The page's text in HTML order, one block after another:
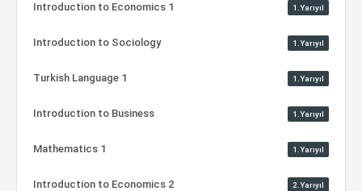
Introduction to Economics 1 1.Yarıyıl
Introduction to Sociology 1.Yarıyıl
Turkish Language 1 1.Yarıyıl
Introduction to Business 1.Yarıyıl
Mathematics 1 1.Yarıyıl
Introduction to Economics 2 2.Yarıyıl